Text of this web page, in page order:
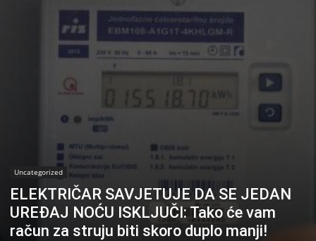
Uncategorized
ELEKTRIČAR SAVJETUJE DA SE JEDAN
UREĐAJ NOĆU ISKLJUČI: Tako će vam
račun za struju biti skoro duplo manji!